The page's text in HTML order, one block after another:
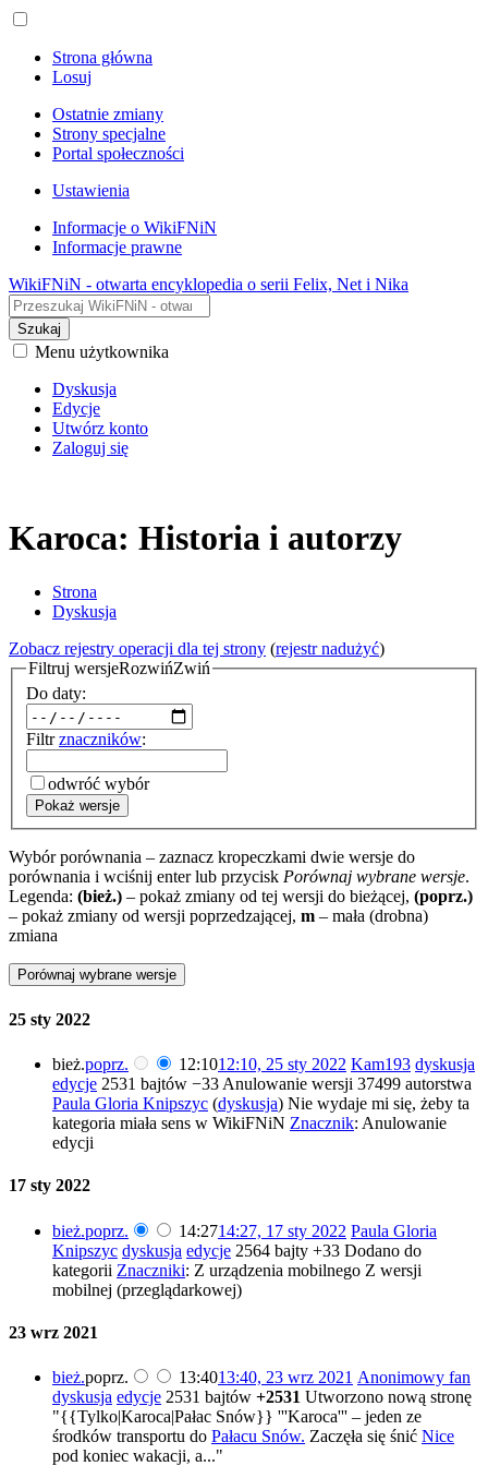
Strona główna
Losuj
Ostatnie zmiany
Strony specjalne
Portal społeczności
Ustawienia
Informacje o WikiFNiN
Informacje prawne
WikiFNiN - otwarta encyklopedia o serii Felix, Net i Nika
Szukaj
Menu użytkownika
Dyskusja
Edycje
Utwórz konto
Zaloguj się
Karoca: Historia i autorzy
Strona
Dyskusja
Zobacz rejestry operacji dla tej strony (rejestr nadużyć)
Filtruj wersjeRozwińZwiń
Do daty:
Filtrznaczników:
odwróć wybór
Pokaż wersje
Wybór porównania – zaznacz kropeczkami dwie wersje do
porównania i wciśnij enter lub przycisk Porównaj wybrane wersje.
Legenda: (bież.) – pokaż zmiany od tej wersji do bieżącej, (poprz.)
– pokaż zmiany od wersji poprzedzającej, m – mała (drobna)
zmiana
25 sty 2022
bież.poprz. 12:1012:10, 25 sty 2022 Kam193 dyskusja
edycje 2531 bajtów −33 Anulowanie wersji 37499 autorstwa
Paula Gloria Knipszyc (dyskusja) Nie wydaje mi się, żeby ta
kategoria miała sens w WikiFNiN Znacznik: Anulowanie
edycji
17 sty 2022
bież.poprz. 14:2714:27, 17 sty 2022 Paula Gloria
Knipszyc dyskusja edycje 2564 bajty +33 Dodano do
kategorii Znaczniki: Z urządzenia mobilnego Z wersji
mobilnej (przeglądarkowej)
23 wrz 2021
bież.poprz. 13:4013:40, 23 wrz 2021 Anonimowy fan
dyskusja edycje 2531 bajtów +2531 Utworzono nową stronę
"{{Tylko|Karoca|Pałac Snów}} '''Karoca''' – jeden ze
środków transportu do Pałacu Snów. Zaczęła się śnić Nice
pod koniec wakacji, a..."